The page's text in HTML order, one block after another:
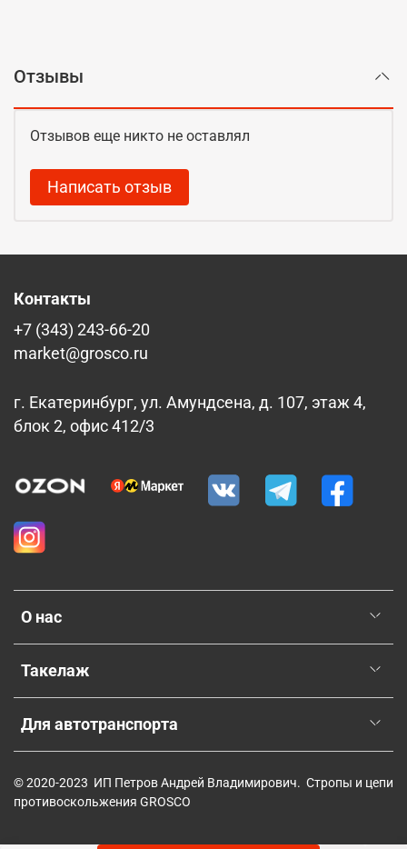
Отзывы
Отзывов еще никто не оставлял
Написать отзыв
О нас
Такелаж
Для автотранспорта
Контакты
+7 (343) 243-66-20
market@grosco.ru
г. Екатеринбург, ул. Амундсена, д. 107, этаж 4,
блок 2, офис 412/3
© 2020-2023 ИП Петров Андрей Владимирович. Стропы и цепи
противоскольжения GROSCO